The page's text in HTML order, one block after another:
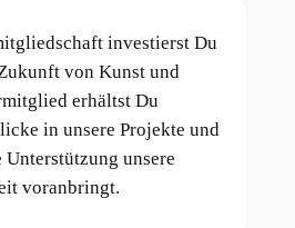
investierst Du
von Kunst und
erhältst Du
in unsere Projekte und
unsere
voranbringt.